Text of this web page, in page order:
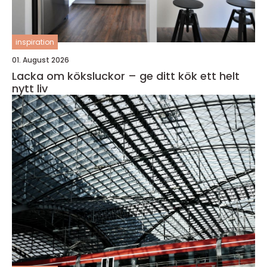
inspiration
01. August 2026
Lacka om köksluckor – ge ditt kök ett helt
nytt liv